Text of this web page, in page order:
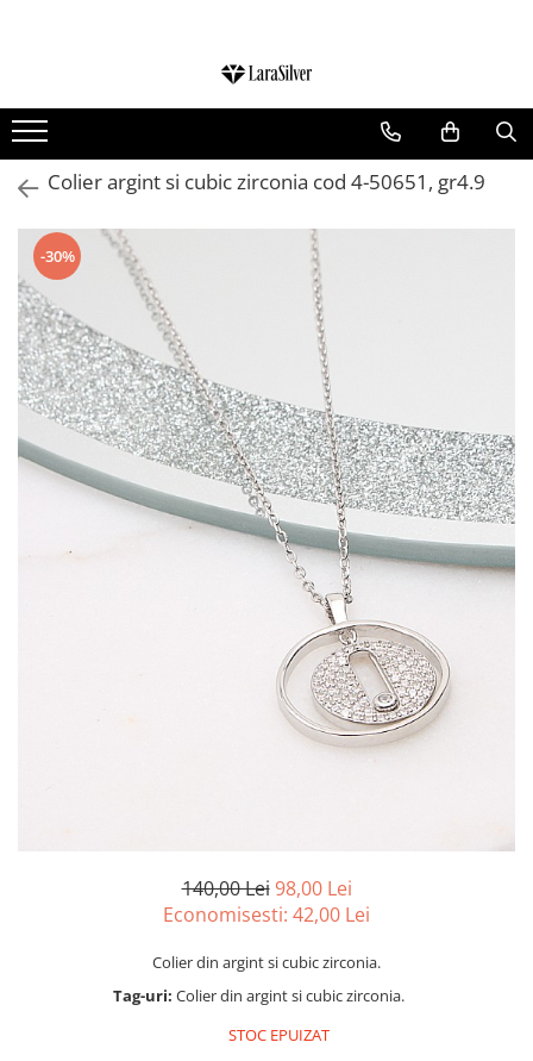
CERCEI ARGINT
BRATARI ARGINT
COLIERE ARGINT
LANTISOARE ARGINT
CRUCIULITE SI ICONITE ARGINT
PANDANTIVE ARGINT
BROSE ARGINT
VERIGHETE ARGINT
BIJUTERII ARGINT PENTRU COPII
BIJUTERII ARGINT PENTRU BARBATI
INELE ARGINT
Colier argint si cubic zirconia cod 4-50651, gr4.9
-30%
140,00 Lei 98,00 Lei
Economisesti: 42,00 Lei
Colier din argint si cubic zirconia.
Tag-uri: Colier din argint si cubic zirconia.
STOC EPUIZAT